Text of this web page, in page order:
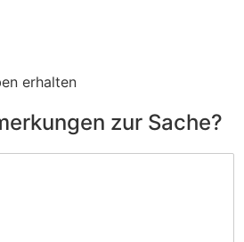
erhalten
zur Sache?